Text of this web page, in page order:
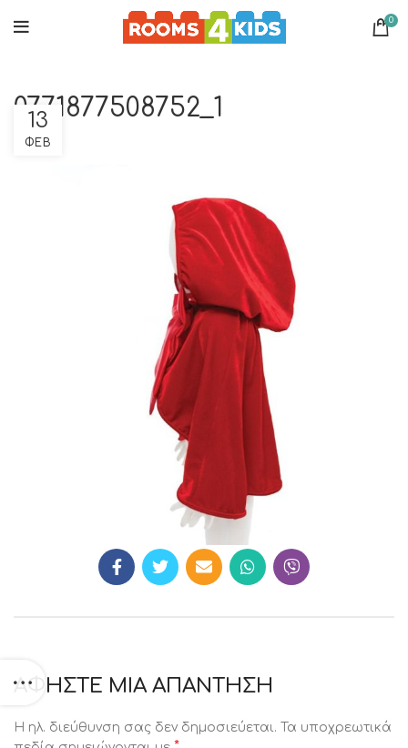
0
0771877508752_1
13
ΦΕΒ
ΑΦΉΣΤΕ ΜΙΑ ΑΠΆΝΤΗΣΗ
Η ηλ. διεύθυνση σας δεν δημοσιεύεται.
Τα υποχρεωτικά